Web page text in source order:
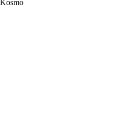
Kosmo